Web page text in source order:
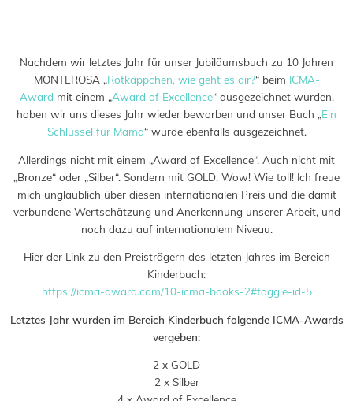
Nachdem wir letztes Jahr für unser Jubiläumsbuch zu 10 Jahren
MONTEROSA „Rotkäppchen, wie geht es dir?“ beim ICMA-
Award mit einem „Award of Excellence“ ausgezeichnet wurden,
haben wir uns dieses Jahr wieder beworben und unser Buch „Ein
Schlüssel für Mama“ wurde ebenfalls ausgezeichnet.
Allerdings nicht mit einem „Award of Excellence“. Auch nicht mit
„Bronze“ oder „Silber“. Sondern mit GOLD. Wow! Wie toll! Ich freue
mich unglaublich über diesen internationalen Preis und die damit
verbundene Wertschätzung und Anerkennung unserer Arbeit, und
noch dazu auf internationalem Niveau.
Hier der Link zu den Preisträgern des letzten Jahres im Bereich
Kinderbuch:
https://icma-award.com/10-icma-books-2#toggle-id-5
Letztes Jahr wurden im Bereich Kinderbuch folgende ICMA-Awards
vergeben:
2 x GOLD
2 x Silber